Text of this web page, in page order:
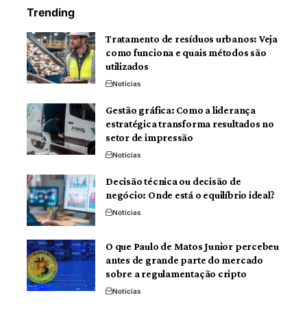
Trending
Tratamento de resíduos urbanos: Veja
como funciona e quais métodos são
utilizados
Notícias
Gestão gráfica: Como a liderança
estratégica transforma resultados no
setor de impressão
Notícias
Decisão técnica ou decisão de
negócio: Onde está o equilíbrio ideal?
Notícias
O que Paulo de Matos Junior percebeu
antes de grande parte do mercado
sobre a regulamentação cripto
Notícias